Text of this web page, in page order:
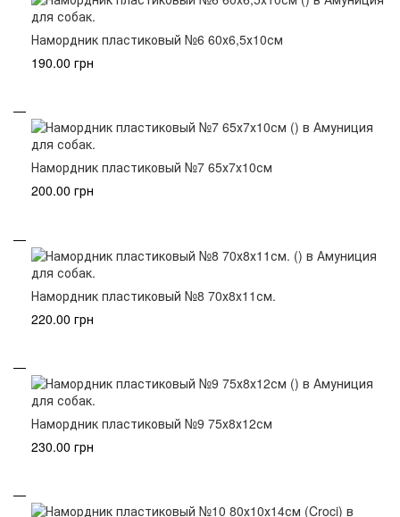
Намордник пластиковый №6 60х6,5х10см
190.00 грн
Намордник пластиковый №7 65х7х10см
200.00 грн
Намордник пластиковый №8 70х8х11см.
220.00 грн
Намордник пластиковый №9 75х8х12см
230.00 грн